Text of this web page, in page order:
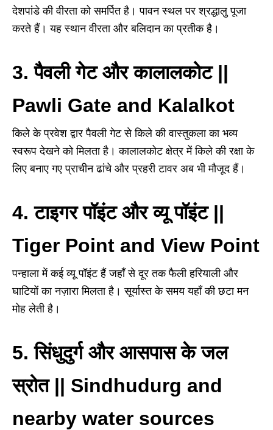
देशपांडे की वीरता को समर्पित है। पावन स्थल पर श्रद्धालु पूजा
करते हैं। यह स्थान वीरता और बलिदान का प्रतीक है।
3. पैवली गेट और कालालकोट ||
Pawli Gate and Kalalkot
किले के प्रवेश द्वार पैवली गेट से किले की वास्तुकला का भव्य
स्वरूप देखने को मिलता है। कालालकोट क्षेत्र में किले की रक्षा के
लिए बनाए गए प्राचीन ढांचे और प्रहरी टावर अब भी मौजूद हैं।
4. टाइगर पॉइंट और व्यू पॉइंट ||
Tiger Point and View Point
पन्हाला में कई व्यू पॉइंट हैं जहाँ से दूर तक फैली हरियाली और
घाटियों का नज़ारा मिलता है। सूर्यास्त के समय यहाँ की छटा मन
मोह लेती है।
5. सिंधुदुर्ग और आसपास के जल
स्रोत || Sindhudurg and
nearby water sources